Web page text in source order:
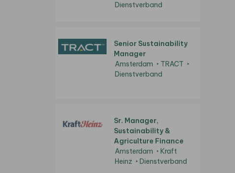
Dienstverband
Senior Sustainability
Manager
Amsterdam
TRACT
Dienstverband
Sr. Manager,
Sustainability &
Agriculture Finance
Amsterdam
Kraft
Heinz
Dienstverband